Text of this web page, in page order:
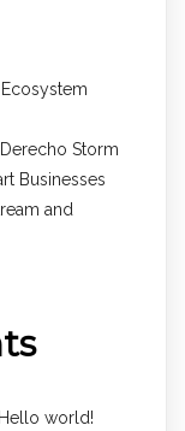
Storm
Businesses
and
Hello world!